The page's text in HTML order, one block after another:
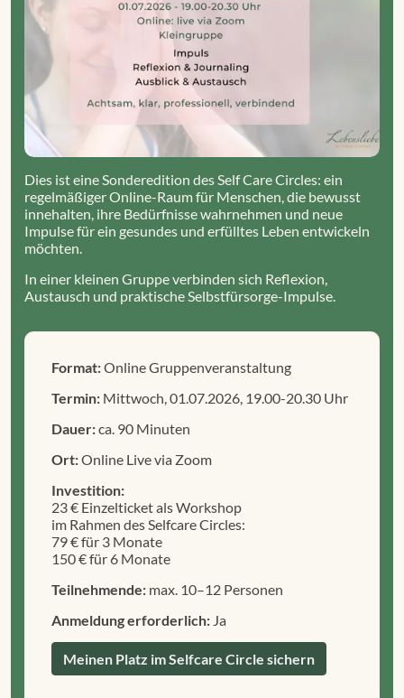
Dies ist eine Sonderedition des Self Care Circles: ein
regelmäßiger Online-Raum für Menschen, die bewusst
innehalten, ihre Bedürfnisse wahrnehmen und neue
Impulse für ein gesundes und erfülltes Leben entwickeln
möchten.
In einer kleinen Gruppe verbinden sich Reflexion,
Austausch und praktische Selbstfürsorge-Impulse.
Format:Online Gruppenveranstaltung
Termin: Mittwoch, 01.07.2026, 19.00-20.30 Uhr
Dauer:ca. 90 Minuten
Ort:Online Live via Zoom
Investition:
23 € Einzelticket als Workshop
im Rahmen des Selfcare Circles:
79 € für 3 Monate
150 € für 6 Monate
Teilnehmende: max. 10–12 Personen
Anmeldung erforderlich: Ja
Meinen Platz im Selfcare Circle sichern